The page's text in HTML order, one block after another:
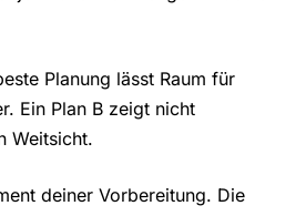
Planung lässt Raum für
Ein Plan B zeigt nicht
Weitsicht.
deiner Vorbereitung. Die